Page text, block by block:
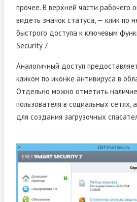
прочее. В верхней части рабочего
видеть значок статуса, — клик по
быстрого доступа к ключевым
Security 7.
Аналогичный доступ
кликом по иконке антивируса в
Отдельно можно отметить
пользователя в социальных сетях,
для создания загрузочных